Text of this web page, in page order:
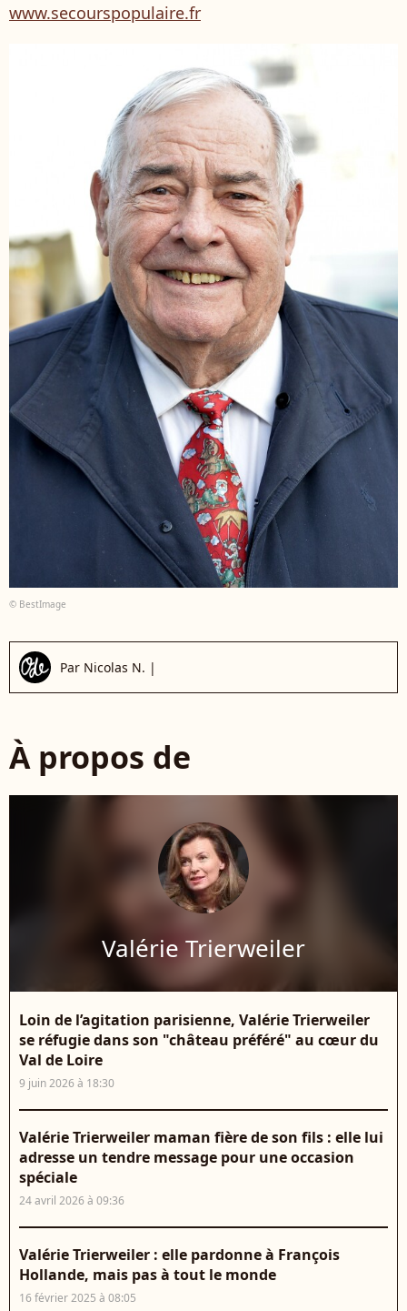
www.secourspopulaire.fr
© BestImage
Par Nicolas N. |
À propos de
Valérie Trierweiler
Loin de l’agitation parisienne, Valérie Trierweiler
se réfugie dans son "château préféré" au cœur du
Val de Loire
9 juin 2026 à 18:30
Valérie Trierweiler maman fière de son fils : elle lui
adresse un tendre message pour une occasion
spéciale
24 avril 2026 à 09:36
Valérie Trierweiler : elle pardonne à François
Hollande, mais pas à tout le monde
16 février 2025 à 08:05